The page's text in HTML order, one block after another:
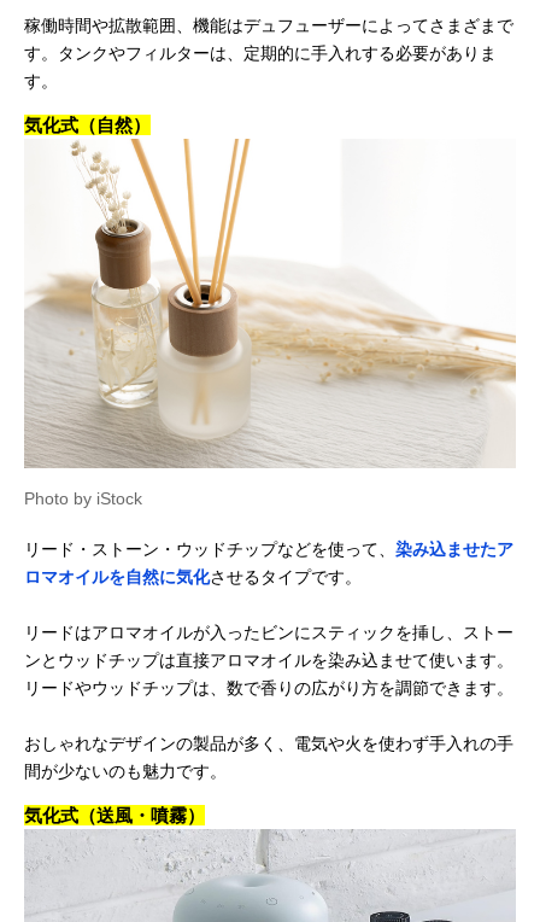
稼働時間や拡散範囲、機能はデュフューザーによってさまざまで
す。タンクやフィルターは、定期的に手入れする必要がありま
す。
気化式（自然）
Photo by iStock
リード・ストーン・ウッドチップなどを使って、 染み込ませたア
ロマオイルを自然に気化させるタイプです。
リードはアロマオイルが入ったビンにスティックを挿し、ストー
ンとウッドチップは直接アロマオイルを染み込ませて使います。
リードやウッドチップは、数で香りの広がり方を調節できます。
おしゃれなデザインの製品が多く、電気や火を使わず手入れの手
間が少ないのも魅力です。
気化式（送風・噴霧）